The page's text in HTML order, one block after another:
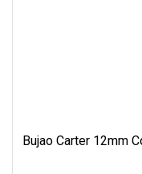
Bujao Carter 12mm